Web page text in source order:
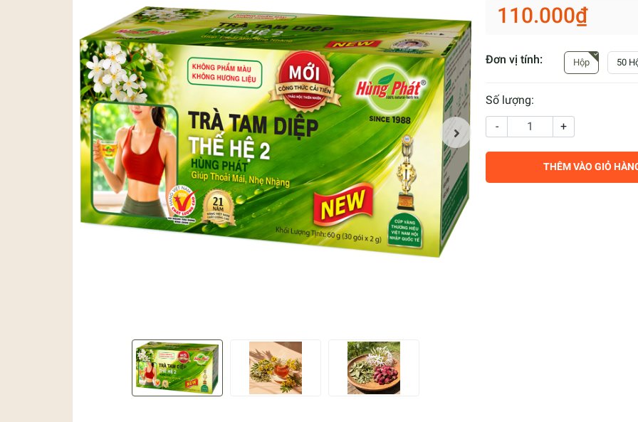
110.000₫
Đơn vị tính: Hộp 50
Số lượng:
-
+
THÊM VÀO GIỎ